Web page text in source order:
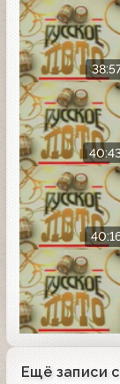
Ещё записи